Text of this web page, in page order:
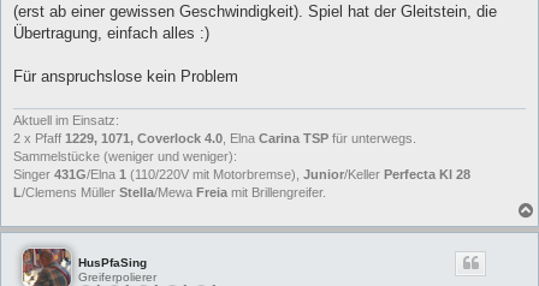
(erst ab einer gewissen Geschwindigkeit). Spiel hat der Gleitstein, die
Übertragung, einfach alles :)
Für anspruchslose kein Problem
Aktuell im Einsatz:
2 x Pfaff 1229, 1071, Coverlock 4.0 , Elna Carina TSP für unterwegs.
Sammelstücke (weniger und weniger):
Singer 431G/Elna 1 (110/220V mit Motorbremse), Junior/Keller Perfecta Kl 28
L/Clemens Müller Stella/Mewa Freia mit Brillengreifer.
HusPfaSing
Greiferpolierer